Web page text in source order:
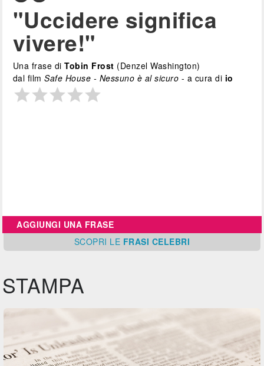
"Uccidere significa
vivere!"
Una frase diTobin Frost (Denzel Washington)
dal filmSafe House - Nessuno è al sicuro - a cura di io
AGGIUNGI UNA FRASE
SCOPRI LE FRASI CELEBRI
STAMPA